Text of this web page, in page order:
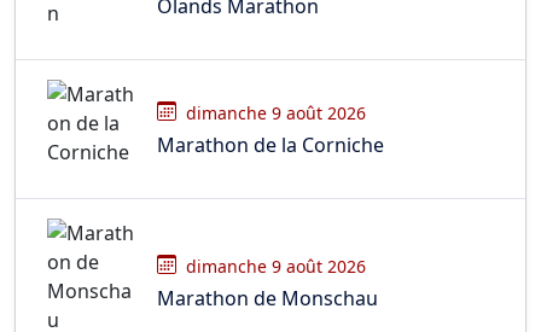
Olands Marathon
dimanche 9 août 2026
Marathon de la Corniche
dimanche 9 août 2026
Marathon de Monschau